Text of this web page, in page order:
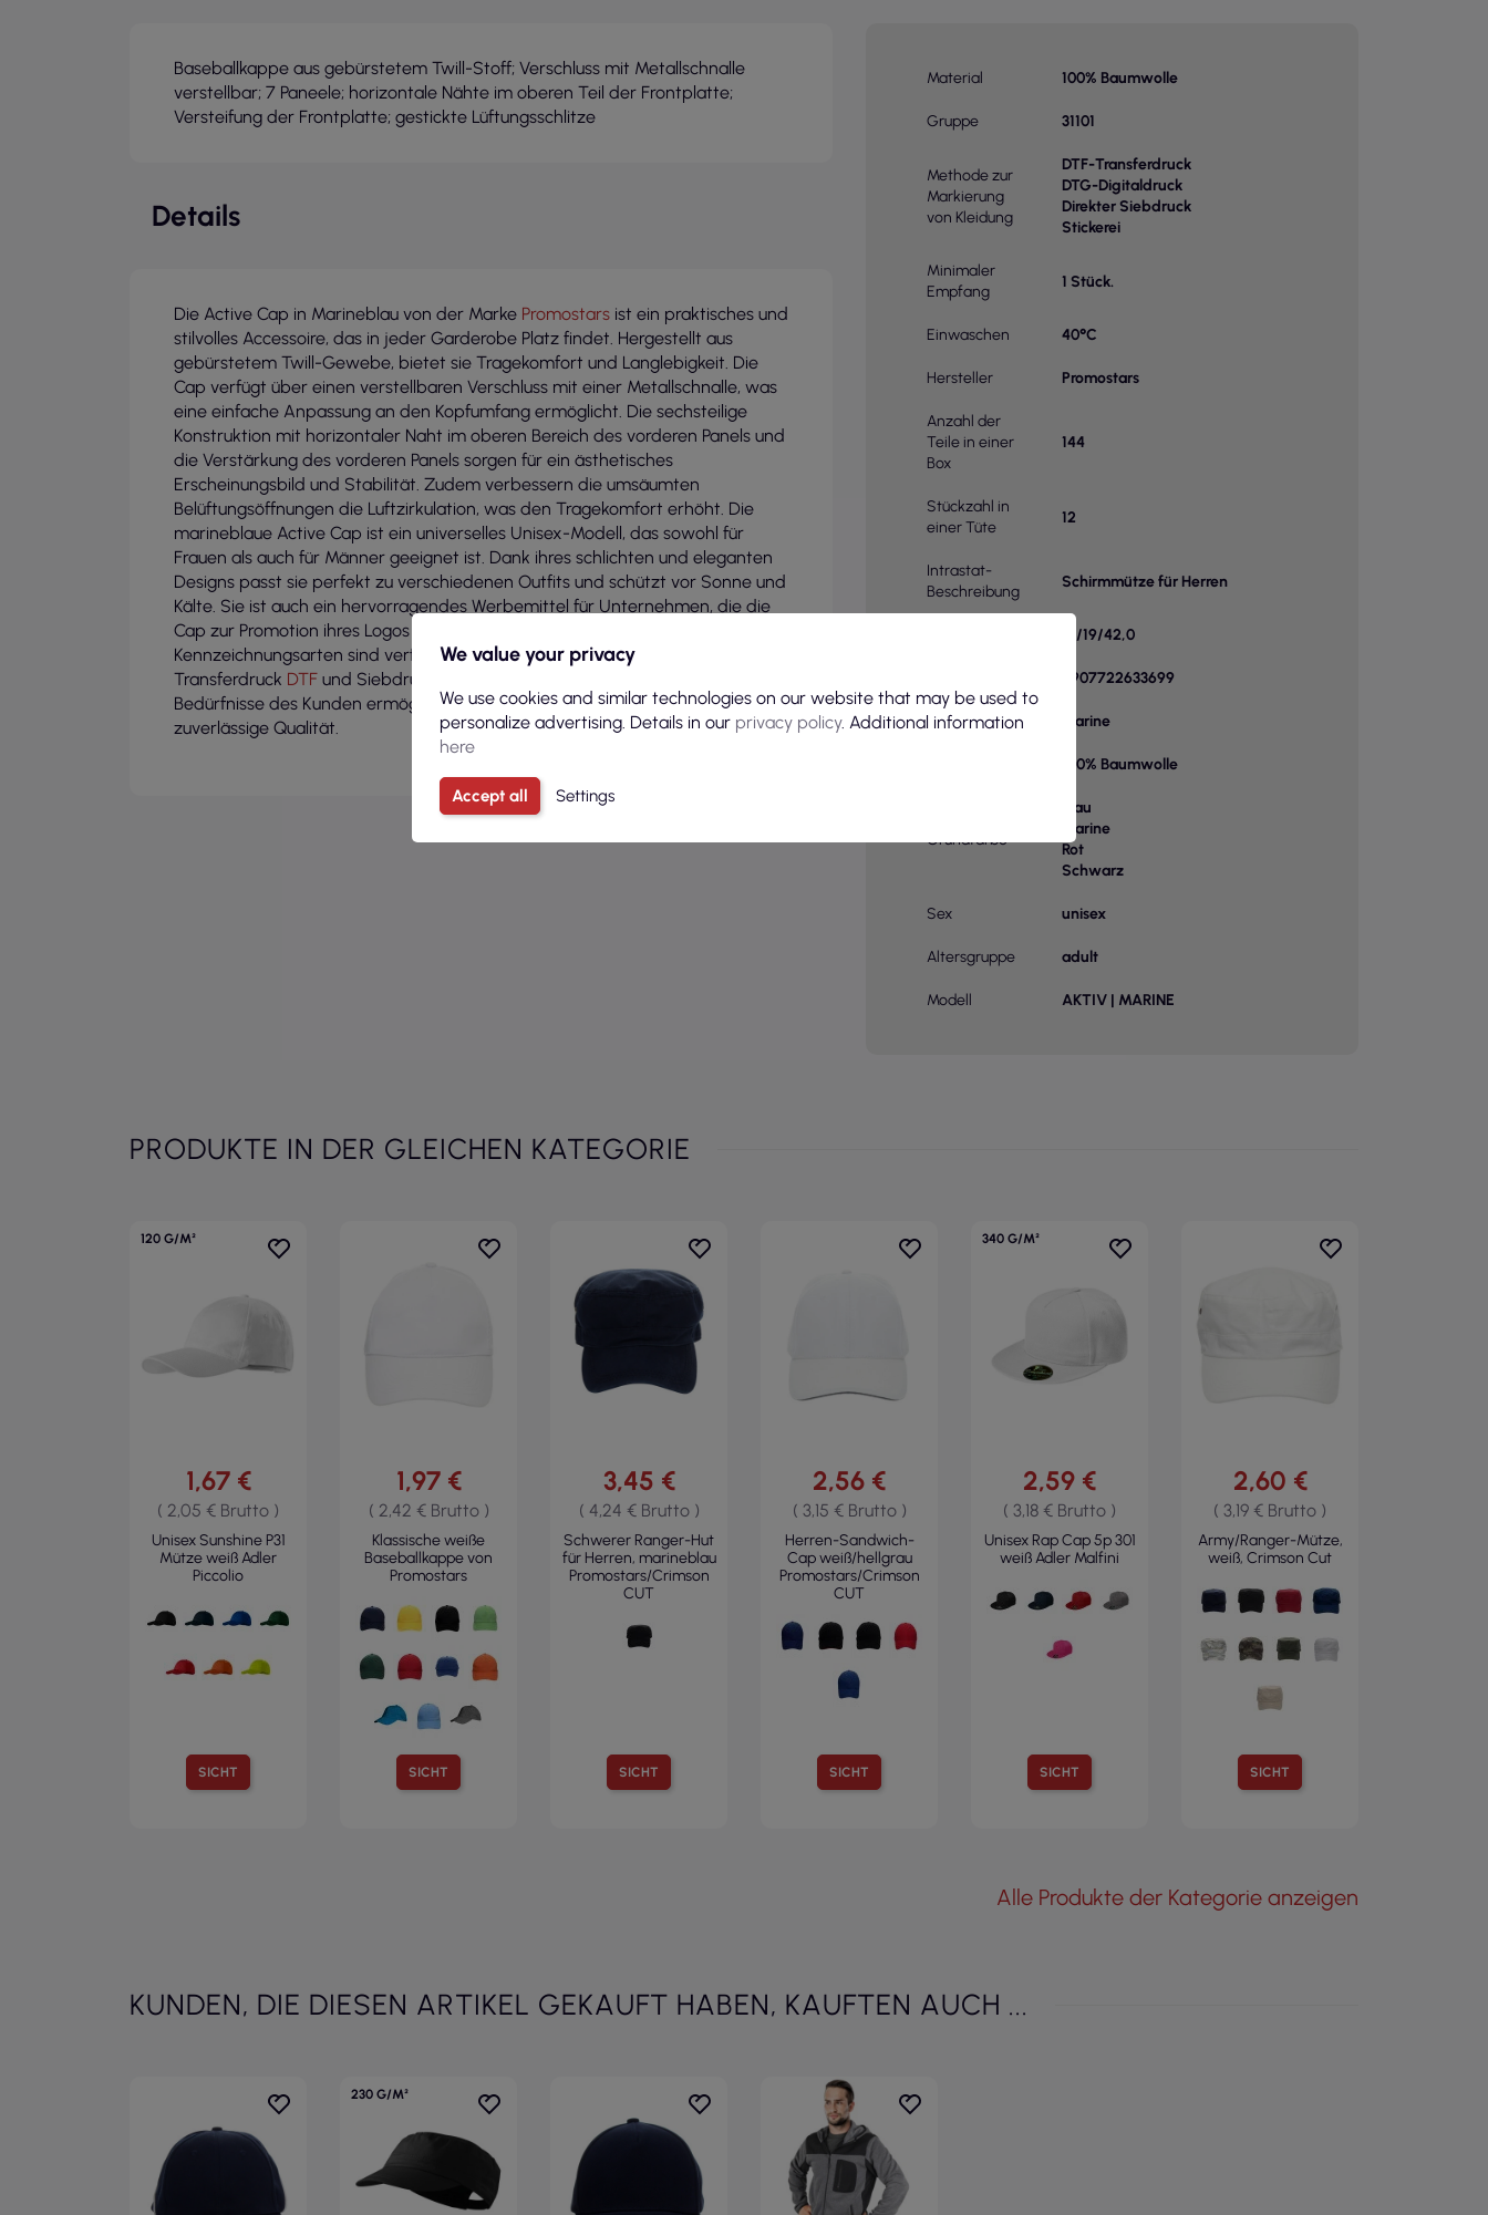
Baseballkappe aus gebürstetem Twill-Stoff; Verschluss mit Metallschnalle
verstellbar; 7 Paneele; horizontale Nähte im oberen Teil der Frontplatte;
Versteifung der Frontplatte; gestickte Lüftungsschlitze
Details
Die Active Cap in Marineblau von der Marke Promostars ist ein praktisches und
stilvolles Accessoire, das in jeder Garderobe Platz findet. Hergestellt aus
gebürstetem Twill-Gewebe, bietet sie Tragekomfort und Langlebigkeit. Die
Cap verfügt über einen verstellbaren Verschluss mit einer Metallschnalle, was
eine einfache Anpassung an den Kopfumfang ermöglicht. Die sechsteilige
Konstruktion mit horizontaler Naht im oberen Bereich des vorderen Panels und
die Verstärkung des vorderen Panels sorgen für ein ästhetisches
Erscheinungsbild und Stabilität. Zudem verbessern die umsäumten
Belüftungsöffnungen die Luftzirkulation, was den Tragekomfort erhöht. Die
marineblaue Active Cap ist ein universelles Unisex-Modell, das sowohl für
Frauen als auch für Männer geeignet ist. Dank ihres schlichten und eleganten
Designs passt sie perfekt zu verschiedenen Outfits und schützt vor Sonne und
Kälte. Sie ist auch ein hervorragendes Werbemittel für Unternehmen, die die
Cap zur Promotion ihres Logos nutzen können. Verschiedene
Kennzeichnungsarten sind verfügbar, wie Stickerei, Digitaldruck
Transferdruck DTF und Siebdruck, was eine Anpassung des Produkts an die
Bedürfnisse des Kunden ermöglicht. Wir kommen aus Polen und legen Wert auf
zuverlässige Qualität.
Material 100% Baumwolle
Gruppe 31101
Methode zur
Markierung
von Kleidung
DTF-Transferdruck
DTG-Digitaldruck
Direkter Siebdruck
Stickerei
Minimaler
Empfang
1 Stück.
Einwaschen 40°C
Hersteller Promostars
Anzahl der
Teile in einer
Box
144
Stückzahl in
einer Tüte
12
Intrastat-
Beschreibung
Schirmmütze für Herren
14/19/42,0
5907722633699
Farbe Marine
100% Baumwolle
Grundfarbe
Blau
Marine
Rot
Schwarz
Sex unisex
Altersgruppe adult
Modell AKTIV | MARINE
PRODUKTE IN DER GLEICHEN KATEGORIE
120 G/M²
SICHT
1,67 €
( 2,05 € Brutto )
Unisex Sunshine P31
Mütze weiß Adler
Piccolio
SICHT
1,97 €
( 2,42 € Brutto )
Klassische weiße
Baseballkappe von
Promostars
SICHT
3,45 €
( 4,24 € Brutto )
Schwerer Ranger-Hut
für Herren, marineblau
Promostars/Crimson
CUT
SICHT
2,56 €
( 3,15 € Brutto )
Herren-Sandwich-
Cap weiß/hellgrau
Promostars/Crimson
CUT
340 G/M²
SICHT
2,59 €
( 3,18 € Brutto )
Unisex Rap Cap 5p 301
weiß Adler Malfini
SICHT
2,60 €
( 3,19 € Brutto )
Army/Ranger-Mütze,
weiß, Crimson Cut
Alle Produkte der Kategorie anzeigen
KUNDEN, DIE DIESEN ARTIKEL GEKAUFT HABEN, KAUFTEN AUCH ...
230 G/M²
We value your privacy
We use cookies and similar technologies on our website that may be used to
personalize advertising. Details in our privacy policy. Additional information
here
Accept all Settings